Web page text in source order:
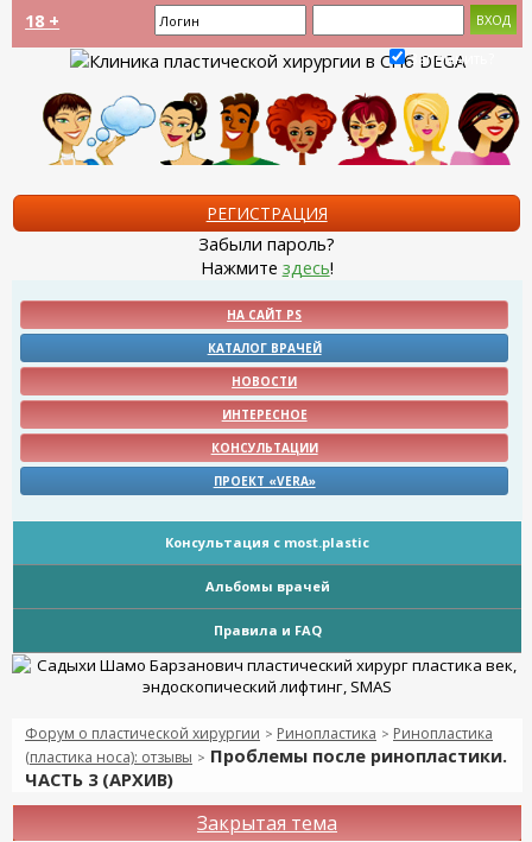
18 +
Запомнить?
РЕГИСТРАЦИЯ
Забыли пароль?
Нажмите здесь!
НА САЙТ PS
КАТАЛОГ ВРАЧЕЙ
НОВОСТИ
ИНТЕРЕСНОЕ
КОНСУЛЬТАЦИИ
ПРОЕКТ «VERA»
Консультация с most.plastic
Альбомы врачей
Правила и FAQ
Форум о пластической хирургии > Ринопластика > Ринопластика
(пластика носа): отзывы > Проблемы после ринопластики.
ЧАСТЬ 3 (АРХИВ)
Закрытая тема